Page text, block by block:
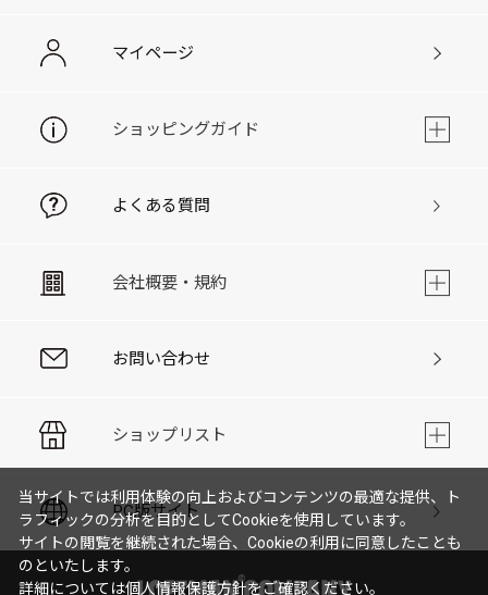
マイページ
ショッピングガイド
よくある質問
会社概要・規約
お問い合わせ
ショップリスト
PC版サイト
当サイトでは利用体験の向上およびコンテンツの最適な提供、ト
ラフィックの分析を目的としてCookieを使用しています。
サイトの閲覧を継続された場合、Cookieの利用に同意したことも
のといたします。
詳細については個人情報保護方針をご確認ください。